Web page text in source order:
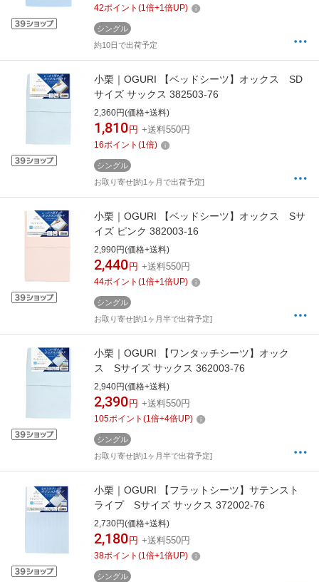
42ポイント (1倍+1倍UP)
シングル
約10日で出荷予定
小栗｜OGURI 【ベッドシーツ】オックス SD
サイズ サックス 382503-76
2,360円(価格+送料)
1,810 円 +送料550円
16ポイント (1倍)
シングル
お取り寄せ[約1ヶ月で出荷予定]
小栗｜OGURI 【ベッドシーツ】オックス Sサ
イズ ピンク 382003-16
2,990円(価格+送料)
2,440 円 +送料550円
44ポイント (1倍+1倍UP)
シングル
お取り寄せ[約1ヶ月半で出荷予定]
小栗｜OGURI 【ワンタッチシーツ】オック
ス Sサイズ サックス 362003-76
2,940円(価格+送料)
2,390 円 +送料550円
105ポイント (1倍+4倍UP)
シングル
お取り寄せ[約1ヶ月半で出荷予定]
小栗｜OGURI 【フラットシーツ】サテンスト
ライプ Sサイズ サックス 372002-76
2,730円(価格+送料)
2,180 円 +送料550円
38ポイント (1倍+1倍UP)
シングル